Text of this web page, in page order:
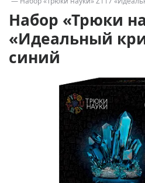
Набор «Трюки
«Идеальный
синий